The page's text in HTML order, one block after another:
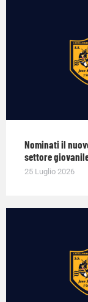
Nominati il
settore
25 Luglio 2026